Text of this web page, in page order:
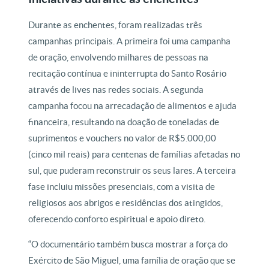
Durante as enchentes, foram realizadas três
campanhas principais. A primeira foi uma campanha
de oração, envolvendo milhares de pessoas na
recitação contínua e ininterrupta do Santo Rosário
através de lives nas redes sociais. A segunda
campanha focou na arrecadação de alimentos e ajuda
financeira, resultando na doação de toneladas de
suprimentos e vouchers no valor de R$5.000,00
(cinco mil reais) para centenas de famílias afetadas no
sul, que puderam reconstruir os seus lares. A terceira
fase incluiu missões presenciais, com a visita de
religiosos aos abrigos e residências dos atingidos,
oferecendo conforto espiritual e apoio direto.
“O documentário também busca mostrar a força do
Exército de São Miguel, uma família de oração que se